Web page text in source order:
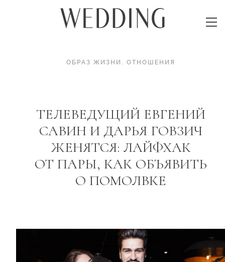
ОБРАЗ ЖИЗНИ . ОТНОШЕНИЯ
ТЕЛЕВЕДУЩИЙ ЕВГЕНИЙ
САВИН И ДАРЬЯ ГОВЗИЧ
ЖЕНЯТСЯ: ЛАЙФХАК
ОТ ПАРЫ, КАК ОБЪЯВИТЬ
О ПОМОЛВКЕ